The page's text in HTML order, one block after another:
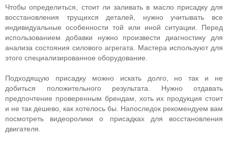
Чтобы определиться, стоит ли заливать в масло присадку для
восстановления трущихся деталей, нужно учитывать все
индивидуальные особенности той или иной ситуации. Перед
использованием добавки нужно произвести диагностику для
анализа состояния силового агрегата. Мастера используют для
этого специализированное оборудование.
Подходящую присадку можно искать долго, но так и не
добиться положительного результата. Нужно отдавать
предпочтение проверенным брендам, хоть их продукция стоит
и не так дешево, как хотелось бы. Напоследок рекомендуем вам
посмотреть видеоролики о присадках для восстановления
двигателя.